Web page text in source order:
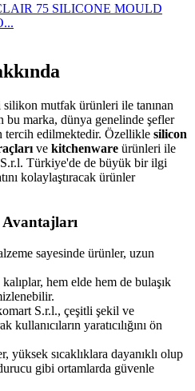
75 SILICONE MOULD
mutfak ürünleri ile tanınan
bu marka, dünya genelinde şefler
tercih edilmektedir. Özellikle silicon
ve kitchenware ürünleri ile
Türkiye'de de büyük bir ilgi
kolaylaştıracak ürünler
sayesinde ürünler, uzun
hem elde hem de bulaşık
S.r.l., çeşitli şekil ve
kullanıcıların yaratıcılığını ön
yüksek sıcaklıklara dayanıklı olup
gibi ortamlarda güvenle